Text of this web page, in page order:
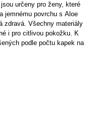
určeny pro ženy, které
jemnému povrchu s Aloe
zdravá. Všechny materiály
i pro citlivou pokožku. K
podle počtu kapek na